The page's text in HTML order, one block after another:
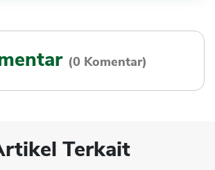
(0 Komentar)
Terkait